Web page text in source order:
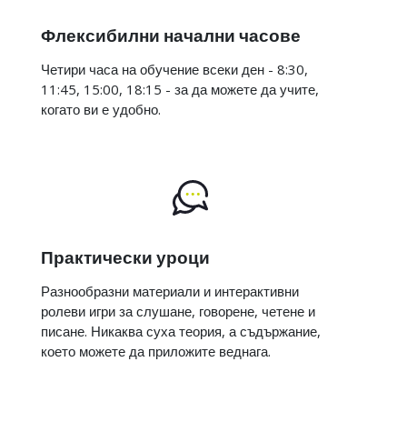
Флексибилни начални часове
Четири часа на обучение всеки ден - 8:30,
11:45, 15:00, 18:15 - за да можете да учите,
когато ви е удобно.
Практически уроци
Разнообразни материали и интерактивни
ролеви игри за слушане, говорене, четене и
писане. Никаква суха теория, а съдържание,
което можете да приложите веднага.